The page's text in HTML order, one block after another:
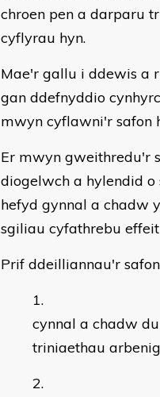
chroen pen a darparu
cyflyrau hyn.
Mae'r gallu i ddewis a
gan ddefnyddio
mwyn cyflawni'r safon
Er mwyn gweithredu'r
diogelwch a hylendid
hefyd gynnal a chadw
sgiliau cyfathrebu
Prif ddeilliannau'r
cynnal a chadw
triniaethau